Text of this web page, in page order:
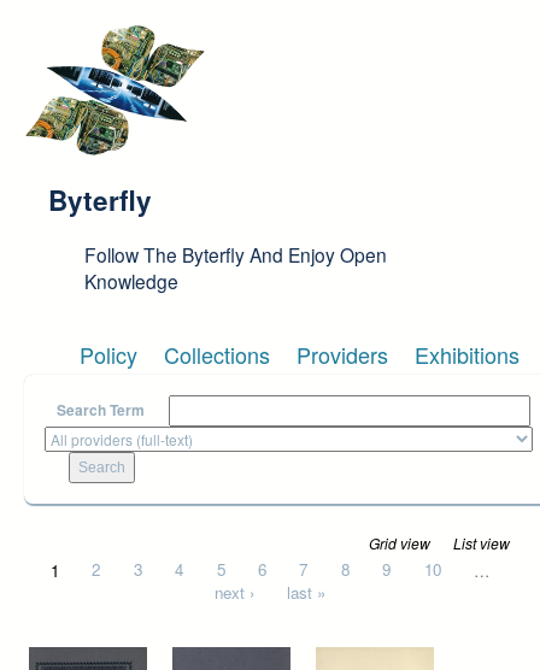
Byterfly
Follow The Byterfly And Enjoy Open
Knowledge
Policy Collections Providers Exhibitions
Search Term
Grid view List view
Pages
1 2 3 4 5 6 7 8 9 10
…
next ›
last »